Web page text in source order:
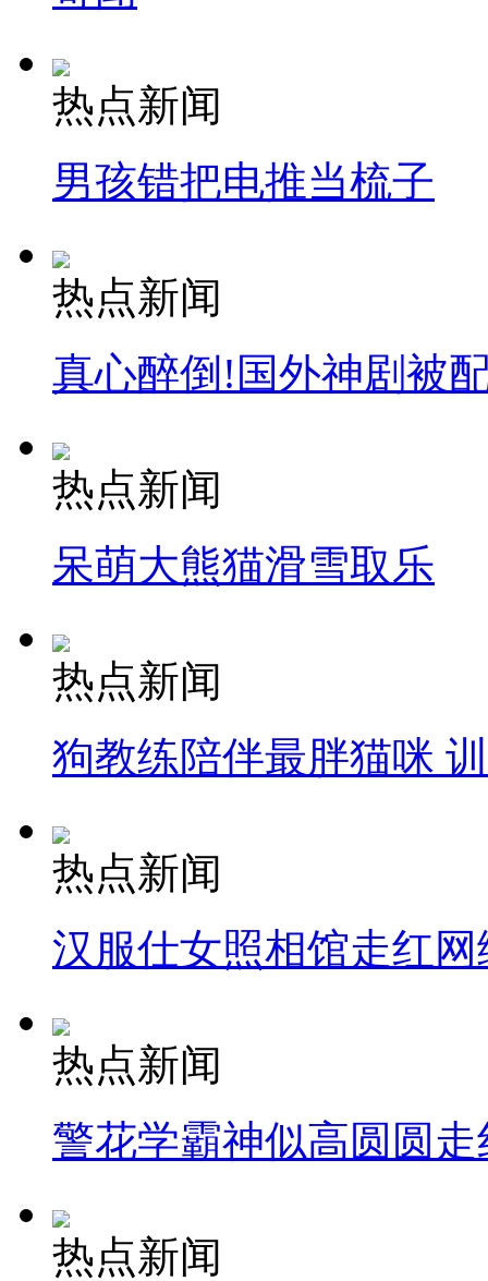
热点新闻
男孩错把电推当梳子
热点新闻
真心醉倒!国外神剧被
热点新闻
呆萌大熊猫滑雪取乐
热点新闻
狗教练陪伴最胖猫咪
热点新闻
汉服仕女照相馆走红网
热点新闻
警花学霸神似高圆圆走
热点新闻